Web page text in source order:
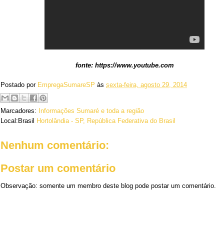
fonte: https://www.youtube.com
Postado por EmpregaSumareSP às sexta-feira, agosto 29, 2014
Marcadores: Informações Sumaré e toda a região
Local:Brasil
Hortolândia - SP, República Federativa do Brasil
Nenhum comentário:
Postar um comentário
Observação: somente um membro deste blog pode postar um comentário.